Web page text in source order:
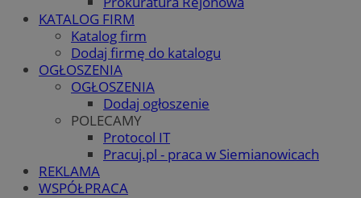
KATALOG FIRM
Katalog firm
Dodaj firmę do katalogu
OGŁOSZENIA
OGŁOSZENIA
Dodaj ogłoszenie
POLECAMY
Protocol IT
Pracuj.pl - praca w Siemianowicach
REKLAMA
WSPÓŁPRACA